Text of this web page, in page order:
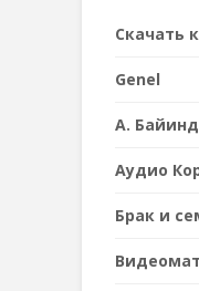
Cкачать
Genel
А.
Аудио
Брак и